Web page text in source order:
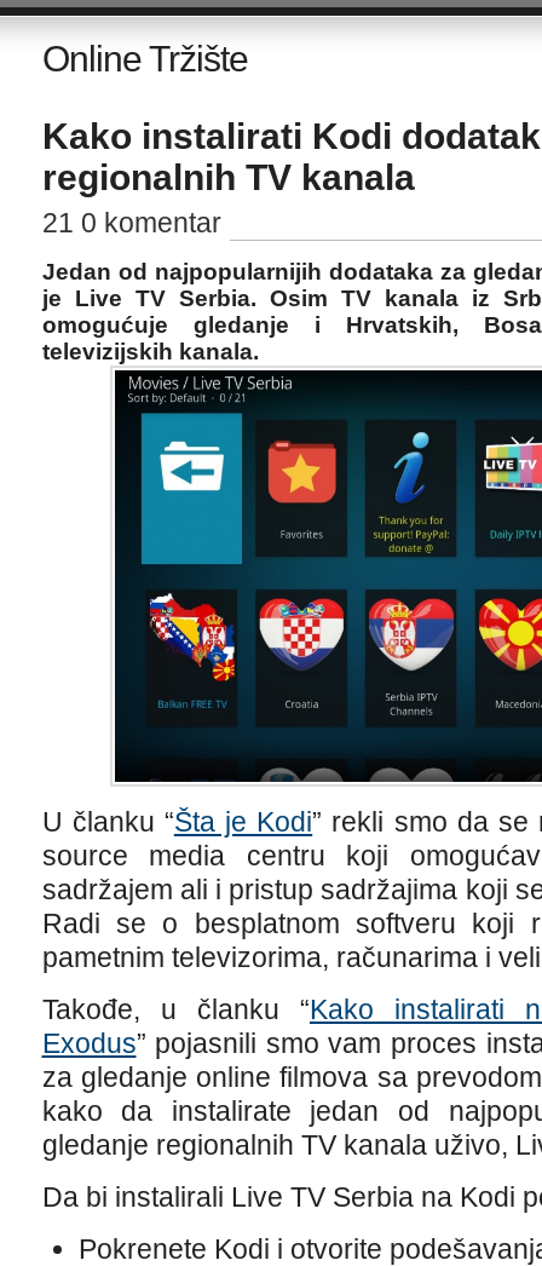
Online Tržište
Kako instalirati Kodi
regionalnih TV kanala
21 0 komentar
Jedan od najpopularnijih dodataka za
je Live TV Serbia. Osim TV kanala iz
omogućuje gledanje i Hrvatskih,
televizijskih kanala.
U članku “Šta je Kodi” rekli smo da se
source media centru koji
sadržajem ali i pristup sadržajima koji
Radi se o besplatnom softveru koji
pametnim televizorima, računarima i
Takođe, u članku “Kako instalirati
Exodus” pojasnili smo vam proces
za gledanje online filmova sa
kako da instalirate jedan od
gledanje regionalnih TV kanala uživo,
Da bi instalirali Live TV Serbia na Kodi
Pokrenete Kodi i otvorite